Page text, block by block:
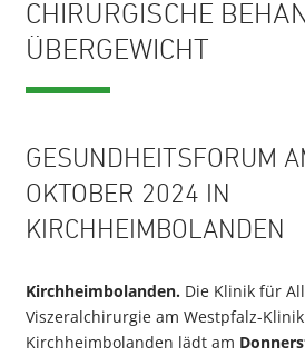
CHIRURGISCHE
ÜBERGEWICHT
GESUNDHEITSFORUM
OKTOBER 2024 IN
KIRCHHEIMBOLANDEN
Kirchheimbolanden. Die Klinik für
Viszeralchirurgie am Westpfalz-
Kirchheimbolanden lädt am